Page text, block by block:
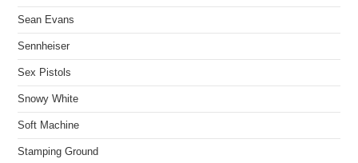
Sean Evans
Sennheiser
Sex Pistols
Snowy White
Soft Machine
Stamping Ground